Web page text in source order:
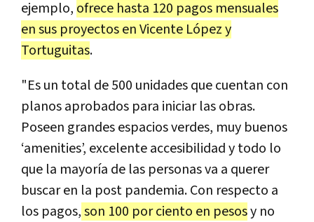
ejemplo, ofrece hasta 120 pagos mensuales
en sus proyectos en Vicente López y
Tortuguitas.
"Es un total de 500 unidades que cuentan con
planos aprobados para iniciar las obras.
Poseen grandes espacios verdes, muy buenos
‘amenities’, excelente accesibilidad y todo lo
que la mayoría de las personas va a querer
buscar en la post pandemia. Con respecto a
los pagos,son 100 por ciento en pesosy no